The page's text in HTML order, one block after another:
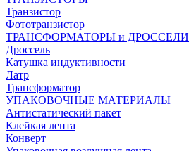
Транзистор
Фототранзистор
ТРАНСФОРМАТОРЫ и ДРОССЕЛИ
Дроссель
Катушка индуктивности
Латр
Трансформатор
УПАКОВОЧНЫЕ МАТЕРИАЛЫ
Антистатический пакет
Клейкая лента
Конверт